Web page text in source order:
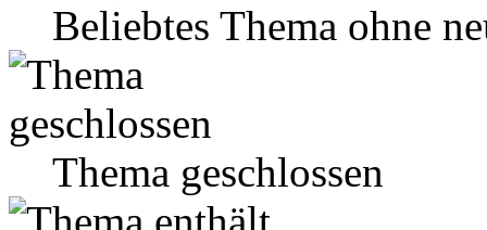
Beliebtes Thema ohne
Thema geschlossen